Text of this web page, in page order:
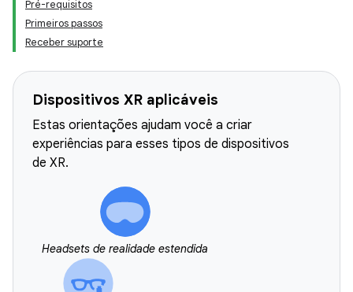
Pré-requisitos
Primeiros passos
Receber suporte
Dispositivos XR aplicáveis
Estas orientações ajudam você a criar
experiências para esses tipos de dispositivos
de XR.
Headsets de realidade estendida